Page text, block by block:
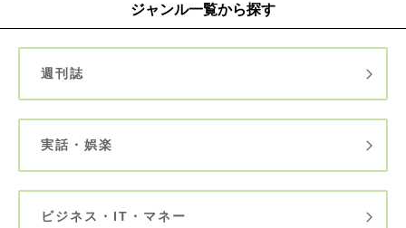
ジャンル一覧から探す
週刊誌
実話・娯楽
ビジネス・IT・マネー